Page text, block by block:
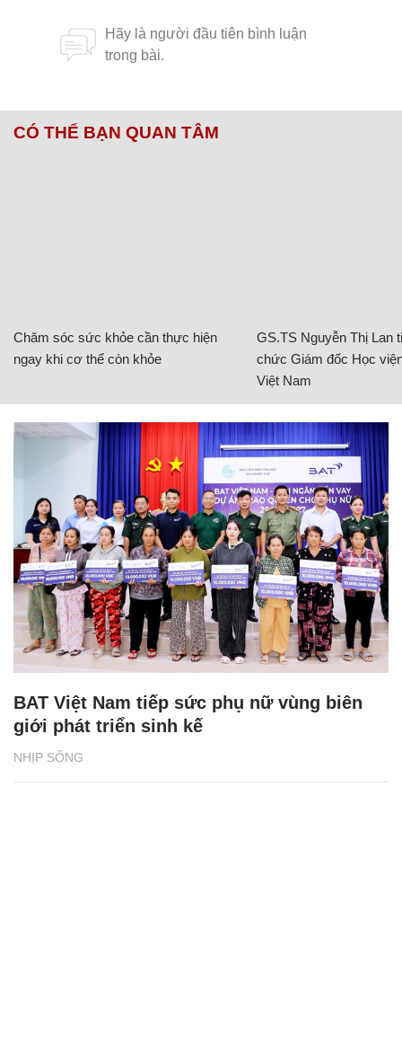
CÓ THỂ BẠN QUAN TÂM
Chăm sóc sức khỏe cần thực hiện
ngay khi cơ thể còn khỏe
GS.TS Nguyễn Thị Lan
chức Giám đốc Học
Việt Nam
NHỊP SỐNG
BAT Việt Nam tiếp sức phụ nữ vùng biên
giới phát triển sinh kế